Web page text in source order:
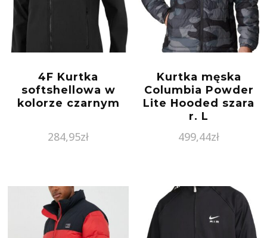
4F Kurtka
softshellowa w
kolorze czarnym
284,95zł
Kurtka męska
Columbia Powder
Lite Hooded szara
r. L
499,44zł